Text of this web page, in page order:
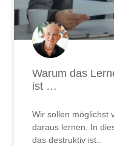
Warum das
ist …
Wir sollen möglichst
daraus lernen. In
das destruktiv ist..